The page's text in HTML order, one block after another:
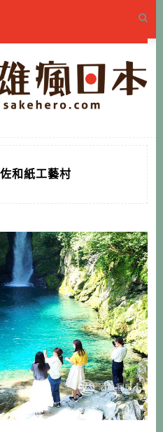
和紙工藝村